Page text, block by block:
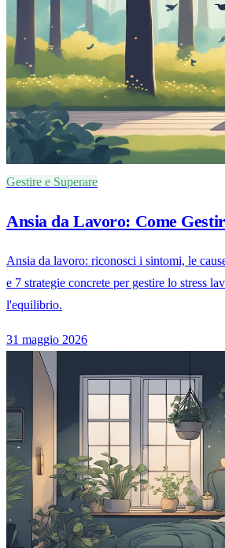
Gestire e Superare
Ansia da Lavoro: Come
Ansia da lavoro: riconosci i sintomi, le
e 7 strategie concrete per gestire lo stress
l'equilibrio.
31 maggio 2026